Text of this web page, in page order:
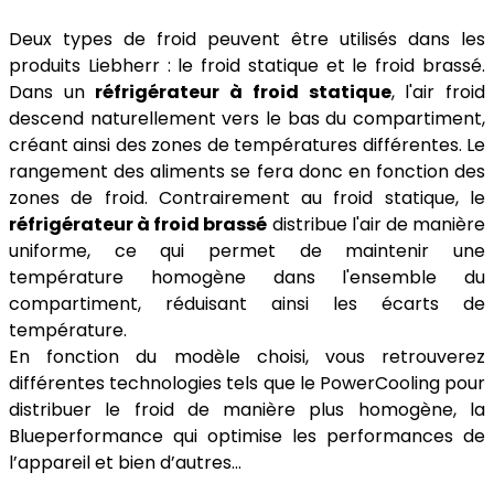
Deux types de froid peuvent être utilisés dans les
produits Liebherr : le froid statique et le froid brassé.
Dans un réfrigérateur à froid statique, l'air froid
descend naturellement vers le bas du compartiment,
créant ainsi des zones de températures différentes. Le
rangement des aliments se fera donc en fonction des
zones de froid. Contrairement au froid statique, le
réfrigérateur à froid brassé distribue l'air de manière
uniforme, ce qui permet de maintenir une
température homogène dans l'ensemble du
compartiment, réduisant ainsi les écarts de
température.
En fonction du modèle choisi, vous retrouverez
différentes technologies tels que le PowerCooling pour
distribuer le froid de manière plus homogène, la
Blueperformance qui optimise les performances de
l’appareil et bien d’autres…